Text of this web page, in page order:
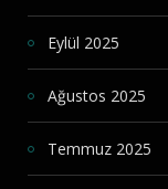
Eylül 2025
Ağustos 2025
Temmuz 2025